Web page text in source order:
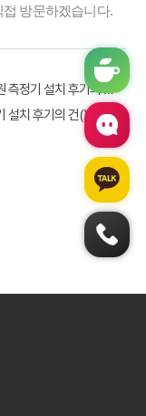
방문하겠습니다.
[MITUTOYO] 비접촉식 3차원 측정기 설치 후기의 건(+QV-ACTIVE202)
[HITACHI] 휴대용 XRF 측정기 설치 후기의 건(X-MET 8000 SMART)